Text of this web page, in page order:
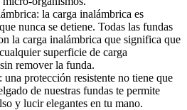
la carga inalámbrica es
nunca se detiene. Todas las fundas
la carga inalámbrica que significa que
superficie de carga
remover la funda.
protección resistente no tiene que
de nuestras fundas te permite
y lucir elegantes en tu mano.